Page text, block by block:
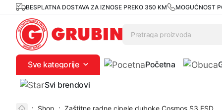
BESPLATNA DOSTAVA ZA IZNOSE PREKO 350 KM MOGUĆNOST
Sve kategorije Početna
Svi brendovi
: Shop : Zaštitne radne cipele duboke Cosmos S3 ESD